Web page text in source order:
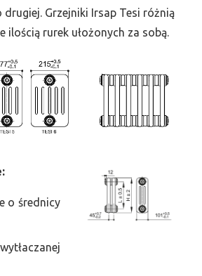
drugiej. Grzejniki Irsap Tesi różnią
ilością rurek ułożonych za sobą.
o średnicy